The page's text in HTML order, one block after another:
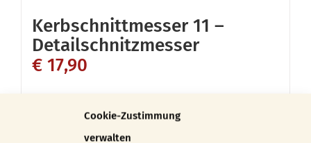
Cookie-Zustimmung
verwalten
Kerbschnittmesser 11 –
Detailschnitzmesser
€ 17,90